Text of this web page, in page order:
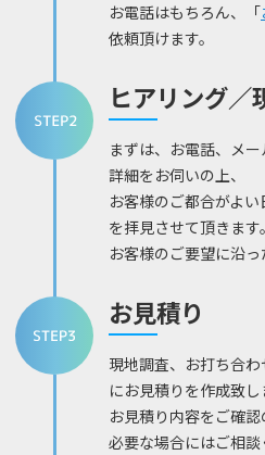
お電話はもちろん、「
依頼頂けます。
ヒアリング／
まずは、お電話、メ
詳細をお伺いの上、
お客様のご都合がよ
を拝見させて頂きます。
お客様のご要望に沿っ
お見積り
現地調査、お打ち合
にお見積りを作成致し
お見積り内容をご確
必要な場合にはご相談